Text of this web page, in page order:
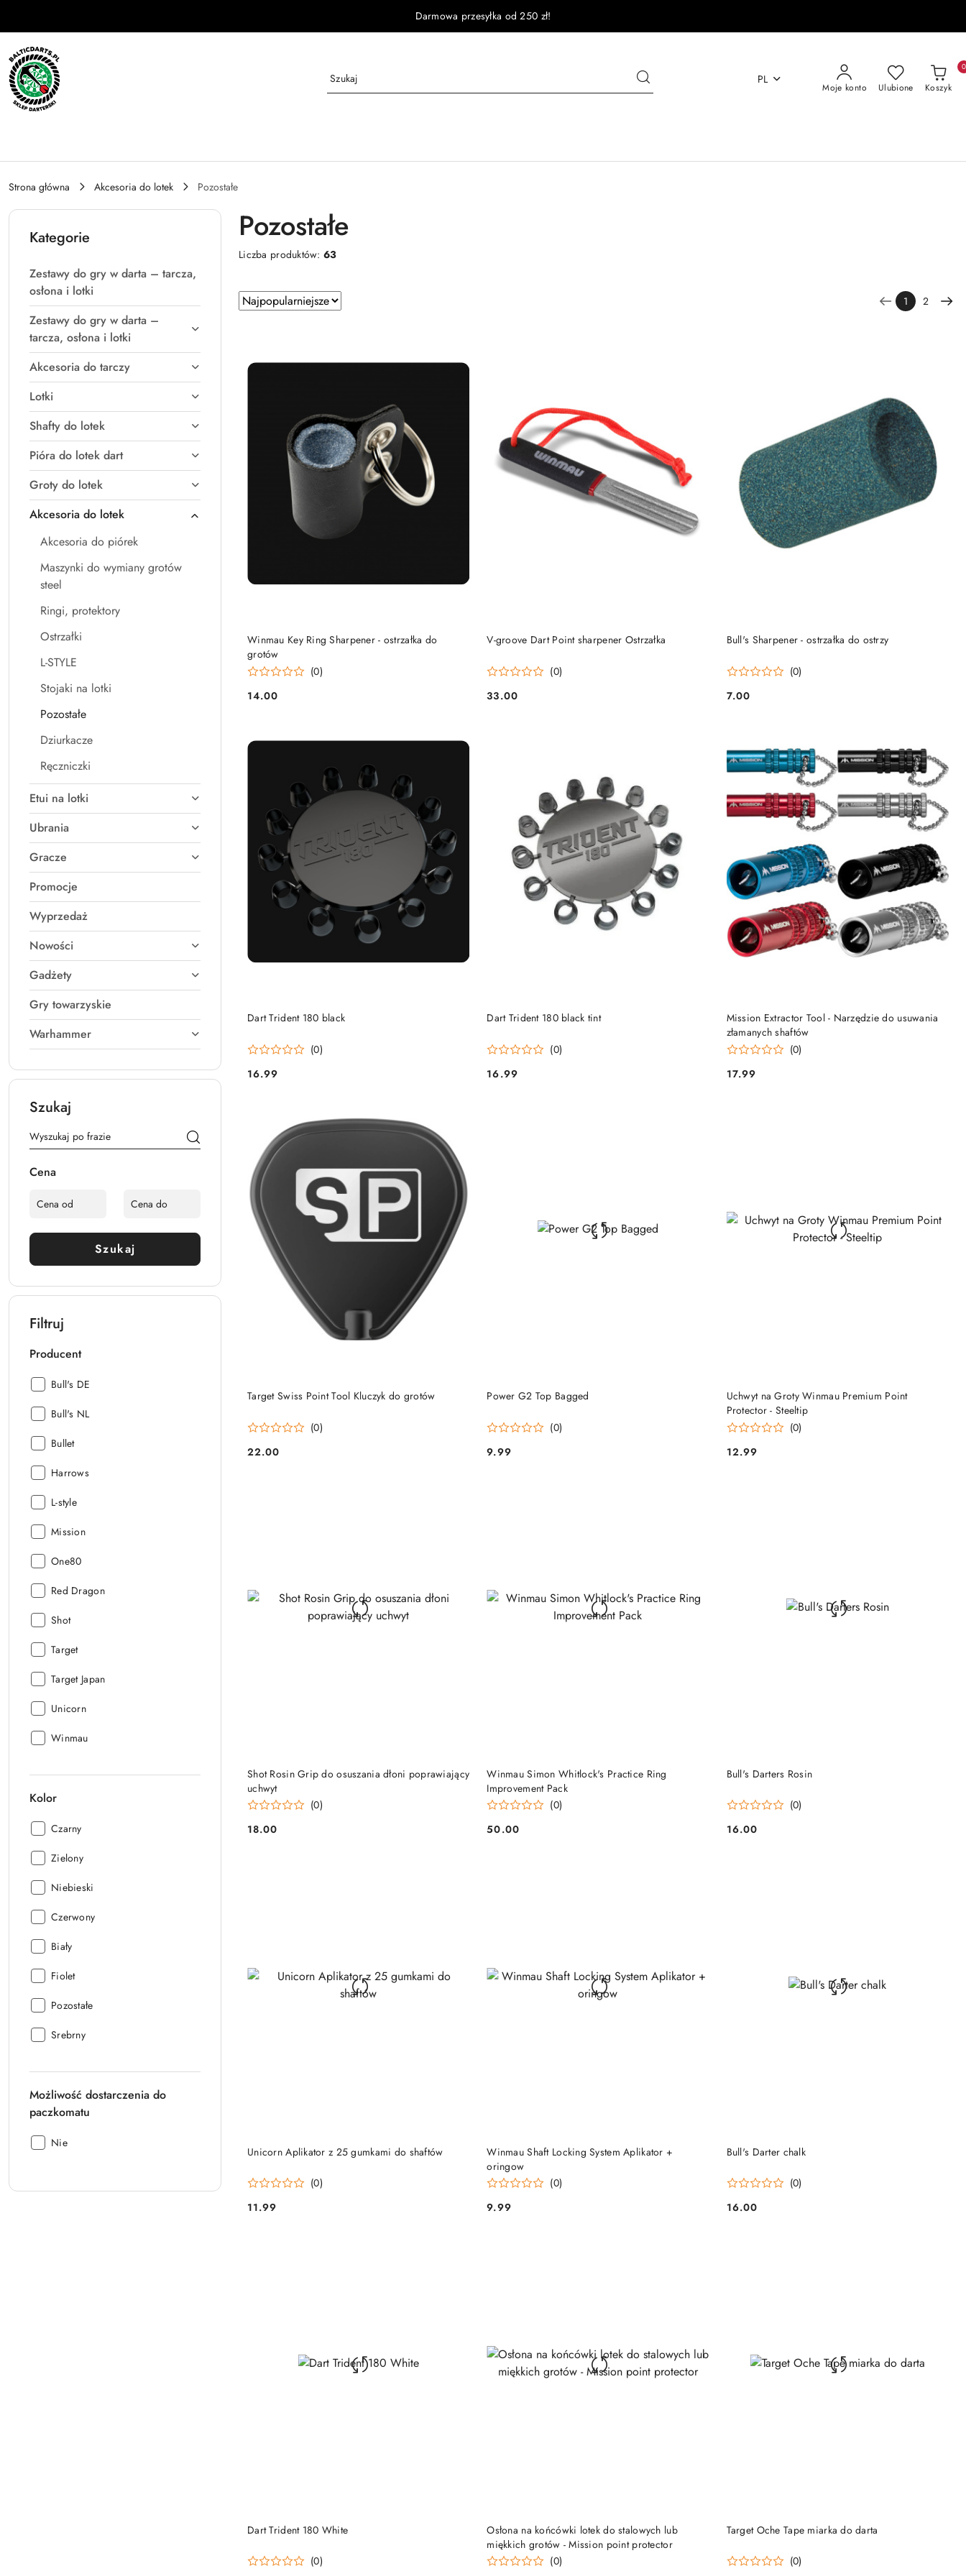
Darmowa przesyłka od 250 zł!
PL
Moje konto Ulubione Koszyk
0
Strona główna Akcesoria do lotek Pozostałe
Kategorie
Zestawy do gry w darta – tarcza,
osłona i lotki
Zestawy do gry w darta –
tarcza, osłona i lotki
Akcesoria do tarczy
Lotki
Shafty do lotek
Pióra do lotek dart
Groty do lotek
Akcesoria do lotek
Akcesoria do piórek
Maszynki do wymiany grotów
steel
Ringi, protektory
Ostrzałki
L-STYLE
Stojaki na lotki
Pozostałe
Dziurkacze
Ręczniczki
Etui na lotki
Ubrania
Gracze
Promocje
Wyprzedaż
Nowości
Gadżety
Gry towarzyskie
Warhammer
Szukaj
Cena
Szukaj
Filtruj
Producent
Producent:
Bull's DE
Producent:
Bull's NL
Producent:
Bullet
Producent:
Harrows
Producent:
L-style
Producent:
Mission
Producent:
One80
Producent:
Red Dragon
Producent:
Shot
Producent:
Target
Producent:
Target Japan
Producent:
Unicorn
Producent:
Winmau
Kolor
Kolor:
Czarny
Kolor:
Zielony
Kolor:
Niebieski
Kolor:
Czerwony
Kolor:
Biały
Kolor:
Fiolet
Kolor:
Pozostałe
Kolor:
Srebrny
Możliwość dostarczenia do
paczkomatu
Możliwość
paczkomatu:
Nie
Pozostałe
Liczba produktów:63
Zastosowano
sortowanie:
Sortuj
według
1 2
Winmau Key Ring Sharpener - ostrzałka do
grotów
(0)
Cena:
14.00
DO KOSZYKA V-groove Dart Point sharpener Ostrzałka
(0)
Cena:
33.00
DO KOSZYKA Bull's Sharpener - ostrzałka do ostrzy
(0)
Cena:
7.00
DO KOSZYKA
Dart Trident 180 black
(0)
Cena:
16.99
DO KOSZYKA Dart Trident 180 black tint
(0)
Cena:
16.99
DO KOSZYKA
Mission Extractor Tool - Narzędzie do usuwania
złamanych shaftów
(0)
Cena:
17.99
DO KOSZYKA
Target Swiss Point Tool Kluczyk do grotów
(0)
Cena:
22.00
DO KOSZYKA Power G2 Top Bagged
(0)
Cena:
9.99
DO KOSZYKA
Uchwyt na Groty Winmau Premium Point
Protector - Steeltip
(0)
Cena:
12.99
DO KOSZYKA
Shot Rosin Grip do osuszania dłoni poprawiający
uchwyt
(0)
Cena:
18.00
DO KOSZYKA
Winmau Simon Whitlock's Practice Ring
Improvement Pack
(0)
Cena:
50.00
DO KOSZYKA Bull's Darters Rosin
(0)
Cena:
16.00
Unicorn Aplikator z 25 gumkami do shaftów
(0)
Cena:
11.99
DO KOSZYKA
Winmau Shaft Locking System Aplikator +
oringow
(0)
Cena:
9.99
DO KOSZYKA Bull's Darter chalk
(0)
Cena:
16.00
Dart Trident 180 White
(0)
DO KOSZYKA
Osłona na końcówki lotek do stalowych lub
miękkich grotów - Mission point protector
(0)
DO KOSZYKA Target Oche Tape miarka do darta
(0)
DO KOSZYKA